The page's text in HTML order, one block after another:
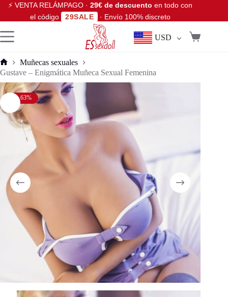
⚡ VENTA RELÁMPAGO ·29€ de descuento en todo con
el código
29SALE · Envío 100% discreto
USD
Muñecas sexuales
Gustave – Enigmática Muñeca Sexual Femenina
- 63%